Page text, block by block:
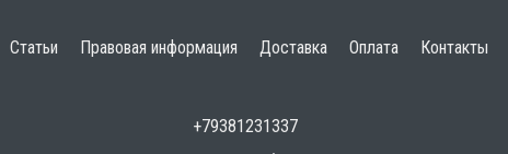
Статьи Правовая информация Доставка Оплата Контакты
+79381231337